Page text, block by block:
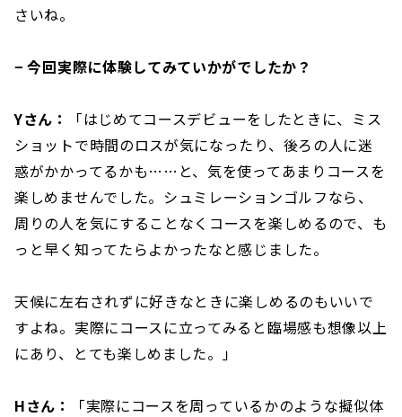
さいね。
− 今回実際に体験してみていかがでしたか？
Yさん：
「はじめてコースデビューをしたときに、ミス
ショットで時間のロスが気になったり、後ろの人に迷
惑がかかってるかも……と、気を使ってあまりコースを
楽しめませんでした。シュミレーションゴルフなら、
周りの人を気にすることなくコースを楽しめるので、も
っと早く知ってたらよかったなと感じました。
天候に左右されずに好きなときに楽しめるのもいいで
すよね。実際にコースに立ってみると臨場感も想像以上
にあり、とても楽しめました。」
Hさん：
「実際にコースを周っているかのような擬似体